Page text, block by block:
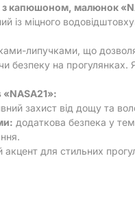
з капюшоном, малюнок
із міцного
липучками, що
на прогулянках.
захист від дощу та
додаткова безпека у
для стильних